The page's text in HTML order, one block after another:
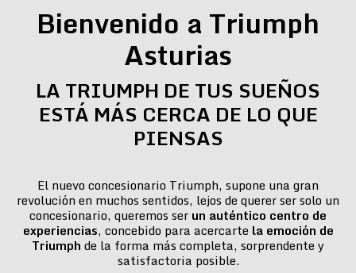
Bienvenido a Triumph
Asturias
LA TRIUMPH DE TUS SUEÑOS
ESTÁ MÁS CERCA DE LO QUE
PIENSAS
El nuevo concesionario Triumph, supone una gran
revolución en muchos sentidos, lejos de querer ser solo un
concesionario, queremos ser un auténtico centro de
experiencias, concebido para acercarte la emoción de
Triumph de la forma más completa, sorprendente y
satisfactoria posible.